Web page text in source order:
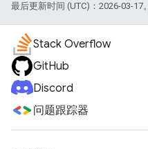
最后更新时间 (UTC)：2026-03-17。
Stack Overflow
GitHub
Discord
问题跟踪器